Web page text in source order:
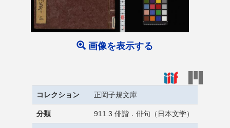
画像を表示する
コレクション 正岡子規文庫
分類 911.3 俳諧．俳句（日本文学）